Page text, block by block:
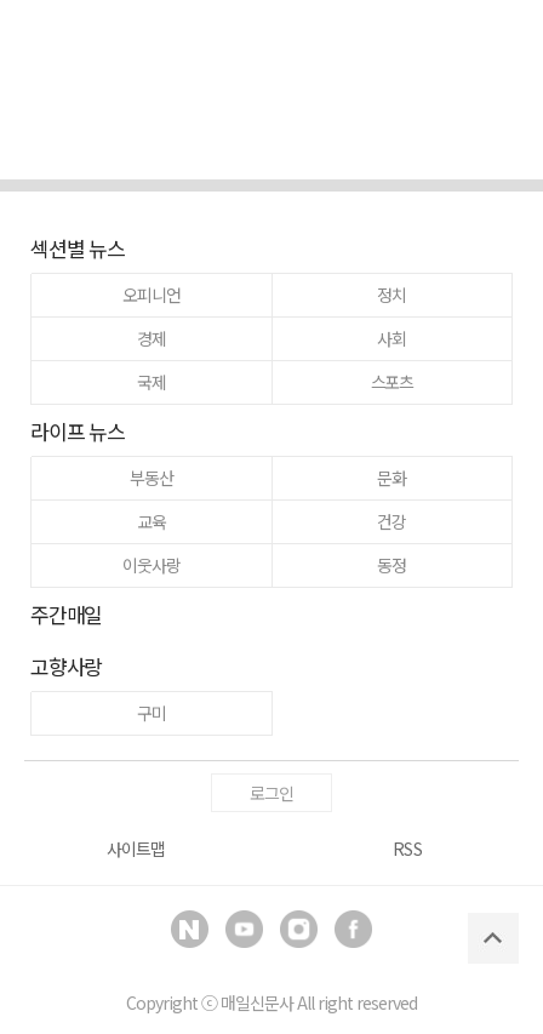
섹션별 뉴스
오피니언
정치
경제
사회
국제
스포츠
라이프 뉴스
부동산
문화
교육
건강
이웃사랑
동정
주간매일
고향사랑
구미
로그인
사이트맵 RSS
Copyright ⓒ매일신문사All right reserved